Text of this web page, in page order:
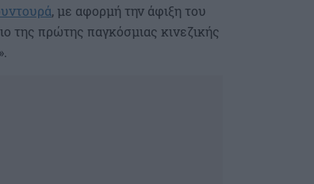
, με αφορμή την άφιξη του
της πρώτης παγκόσμιας κινεζικής